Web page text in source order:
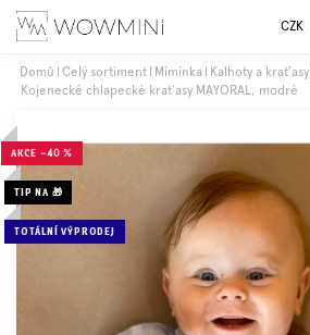
Přejít
CZK
Sales
Dívky
Chlapci
Celý
sortiment
Domů Celý sortiment Miminka Kalhoty a kraťasy
Kojenecké chlapecké kraťasy MAYORAL, modré
AKCE –40 %
TIP NA 🎁
TOTÁLNÍ VÝPRODEJ